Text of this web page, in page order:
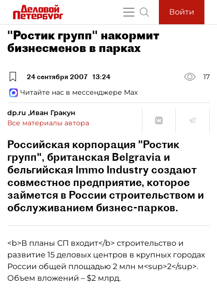
Войти
"Ростик групп" накормит
бизнесменов в парках
24 сентября 2007 13:24
17
Читайте нас в мессенджере Max
dp.ru ,Иван Гракун
Все материалы автора
Российская корпорация "Ростик
групп", британская Belgravia и
бельгийская Immo Industry создают
совместное предприятие, которое
займется в России строительством и
обслуживанием бизнес-парков.
<b>В планы СП входит</b> строительство и
развитие 15 деловых центров в крупных городах
России общей площадью 2 млн м<sup>2</sup>.
Объем вложений – $2 млрд.